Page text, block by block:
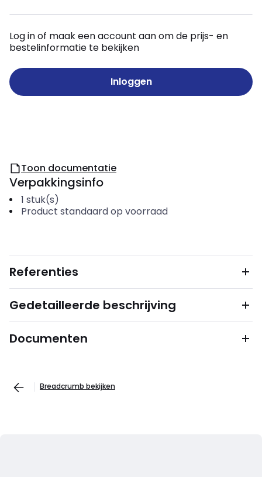
Log in of maak een account aan om de prijs- en
bestelinformatie te bekijken
Inloggen
Toon documentatie
Verpakkingsinfo
1 stuk(s)
Product standaard op voorraad
Referenties
Gedetailleerde beschrijving
Documenten
Breadcrumb bekijken